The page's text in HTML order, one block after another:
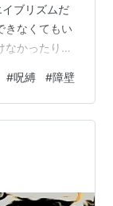
ブリズムだ
きなくてもい
かったり、
音を吐いた
くれる？」
ないんだろ
の言葉を
た。半年間
#呪縛 #障壁